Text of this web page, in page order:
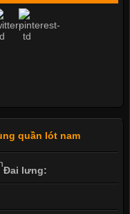
quần lót nam
Đai lưng: